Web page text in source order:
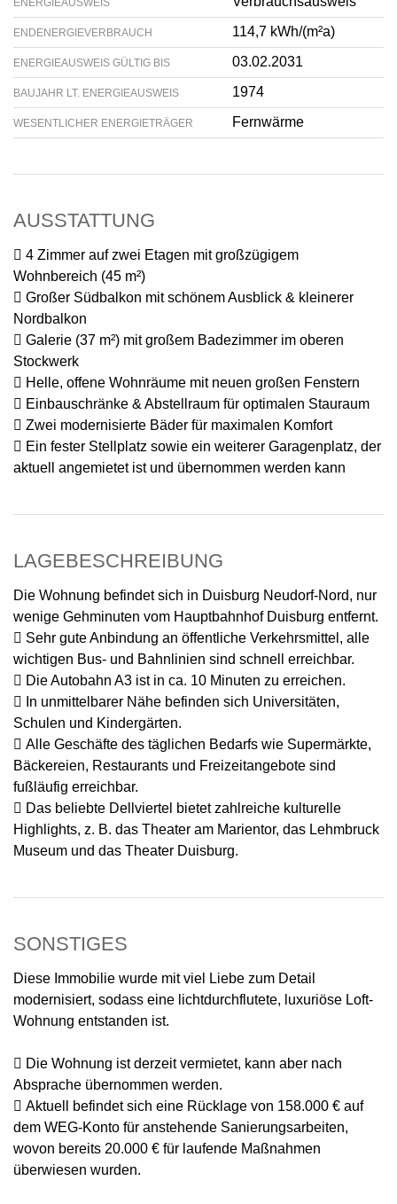
ENERGIEAUSWEIS
ENDENERGIEVERBRAUCH 114,7 kWh/(m²a)
ENERGIEAUSWEIS GÜLTIG BIS 03.02.2031
BAUJAHR LT. ENERGIEAUSWEIS 1974
WESENTLICHER ENERGIETRÄGER Fernwärme
AUSSTATTUNG
 4 Zimmer auf zwei Etagen mit großzügigem
Wohnbereich (45 m²)
 Großer Südbalkon mit schönem Ausblick & kleinerer
Nordbalkon
 Galerie (37 m²) mit großem Badezimmer im oberen
Stockwerk
 Helle, offene Wohnräume mit neuen großen Fenstern
 Einbauschränke & Abstellraum für optimalen Stauraum
 Zwei modernisierte Bäder für maximalen Komfort
 Ein fester Stellplatz sowie ein weiterer Garagenplatz, der
aktuell angemietet ist und übernommen werden kann
LAGEBESCHREIBUNG
Die Wohnung befindet sich in Duisburg Neudorf-Nord, nur
wenige Gehminuten vom Hauptbahnhof Duisburg entfernt.
 Sehr gute Anbindung an öffentliche Verkehrsmittel, alle
wichtigen Bus- und Bahnlinien sind schnell erreichbar.
 Die Autobahn A3 ist in ca. 10 Minuten zu erreichen.
 In unmittelbarer Nähe befinden sich Universitäten,
Schulen und Kindergärten.
 Alle Geschäfte des täglichen Bedarfs wie Supermärkte,
Bäckereien, Restaurants und Freizeitangebote sind
fußläufig erreichbar.
 Das beliebte Dellviertel bietet zahlreiche kulturelle
Highlights, z. B. das Theater am Marientor, das Lehmbruck
Museum und das Theater Duisburg.
SONSTIGES
Diese Immobilie wurde mit viel Liebe zum Detail
modernisiert, sodass eine lichtdurchflutete, luxuriöse Loft-
Wohnung entstanden ist.
 Die Wohnung ist derzeit vermietet, kann aber nach
Absprache übernommen werden.
 Aktuell befindet sich eine Rücklage von 158.000 € auf
dem WEG-Konto für anstehende Sanierungsarbeiten,
wovon bereits 20.000 € für laufende Maßnahmen
überwiesen wurden.